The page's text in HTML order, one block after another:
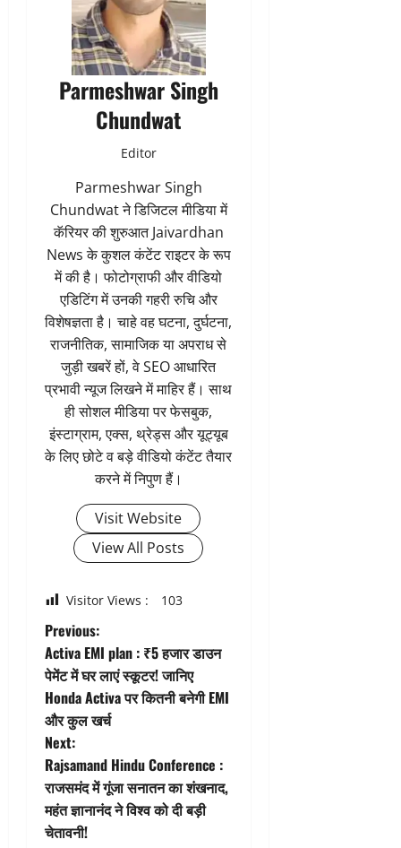
Parmeshwar Singh
Chundwat
Editor
Parmeshwar Singh
Chundwat ने डिजिटल मीडिया में
कॅरियर की शुरुआत Jaivardhan
News के कुशल कंटेंट राइटर के रूप
में की है। फोटोग्राफी और वीडियो
एडिटिंग में उनकी गहरी रुचि और
विशेषज्ञता है। चाहे वह घटना, दुर्घटना,
राजनीतिक, सामाजिक या अपराध से
जुड़ी खबरें हों, वे SEO आधारित
प्रभावी न्यूज लिखने में माहिर हैं। साथ
ही सोशल मीडिया पर फेसबुक,
इंस्टाग्राम, एक्स, थ्रेड्स और यूट्यूब
के लिए छोटे व बड़े वीडियो कंटेंट तैयार
करने में निपुण हैं।
Visit Website
View All Posts
Visitor Views : 103
P
o
s
t
n
a
Previous:
Activa EMI plan : ₹5 हजार डाउन
पेमेंट में घर लाएं स्कूटर! जानिए
Honda Activa पर कितनी बनेगी EMI
और कुल खर्च
Next:
Rajsamand Hindu Conference :
राजसमंद में गूंजा सनातन का शंखनाद,
महंत ज्ञानानंद ने विश्व को दी बड़ी
चेतावनी!